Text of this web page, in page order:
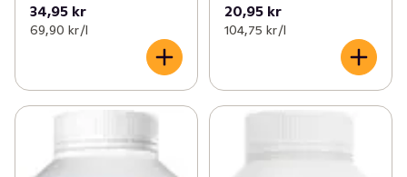
34,95 kr
69,90 kr /l
20,95 kr
104,75 kr /l